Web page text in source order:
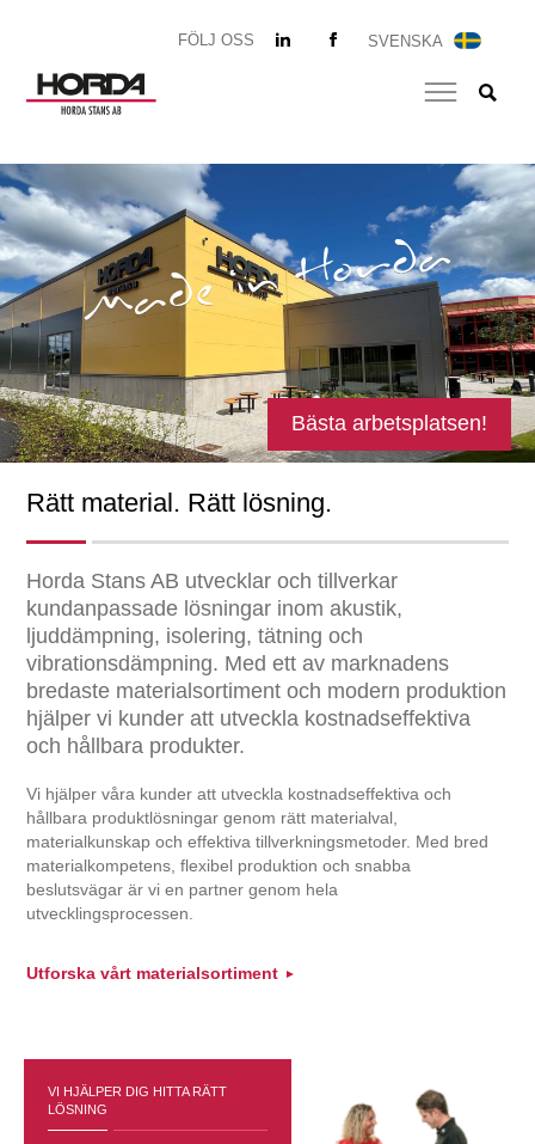
FÖLJ OSS SVENSKA
Bästa arbetsplatsen!
Rätt material. Rätt lösning.
Horda Stans AB utvecklar och tillverkar
kundanpassade lösningar inom akustik,
ljuddämpning, isolering, tätning och
vibrationsdämpning. Med ett av marknadens
bredaste materialsortiment och modern produktion
hjälper vi kunder att utveckla kostnadseffektiva
och hållbara produkter.
Vi hjälper våra kunder att utveckla kostnadseffektiva och
hållbara produktlösningar genom rätt materialval,
materialkunskap och effektiva tillverkningsmetoder. Med bred
materialkompetens, flexibel produktion och snabba
beslutsvägar är vi en partner genom hela
utvecklingsprocessen.
Utforska vårt materialsortiment
VI HJÄLPER DIG HITTA RÄTT
LÖSNING